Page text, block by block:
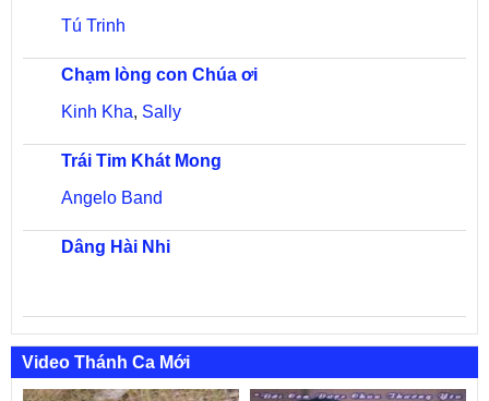
Tú Trinh
Chạm lòng con Chúa ơi
Kinh Kha, Sally
Trái Tim Khát Mong
Angelo Band
Dâng Hài Nhi
Video Thánh Ca Mới